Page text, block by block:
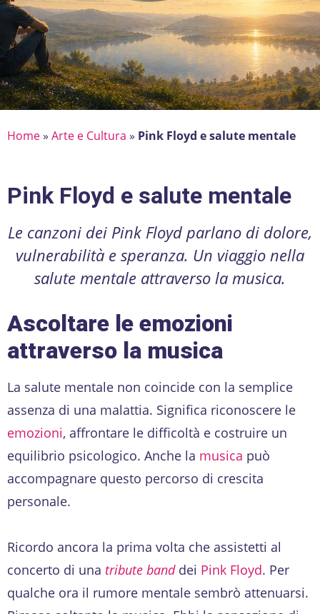
Home» Arte e Cultura » Pink Floyd e salute mentale
Pink Floyd e salute mentale
Le canzoni dei Pink Floyd parlano di dolore,
vulnerabilità e speranza. Un viaggio nella
salute mentale attraverso la musica.
Ascoltare le emozioni
attraverso la musica
La salute mentale non coincide con la semplice
assenza di una malattia. Significa riconoscere le
emozioni, affrontare le difficoltà e costruire un
equilibrio psicologico. Anche la musica può
accompagnare questo percorso di crescita
personale.
Ricordo ancora la prima volta che assistetti al
concerto di una tribute banddei Pink Floyd. Per
qualche ora il rumore mentale sembrò attenuarsi.